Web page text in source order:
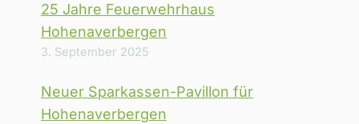
25 Jahre Feuerwehrhaus
Hohenaverbergen
3. September 2025
Neuer Sparkassen-Pavillon für
Hohenaverbergen